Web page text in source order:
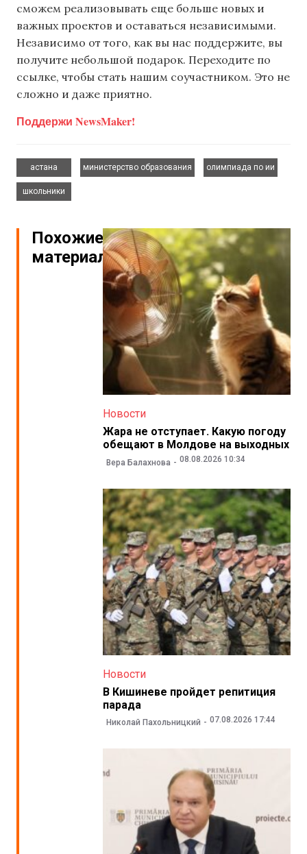
сможем реализовывать еще больше новых и
важных проектов и оставаться независимыми.
Независимо от того, как вы нас поддержите, вы
получите небольшой подарок. Переходите по
ссылке, чтобы стать нашим соучастником. Это не
сложно и даже приятно.
Поддержи NewsMaker!
астана
министерство образования
олимпиада по ии
школьники
Похожие
материалы
Новости
Жара не отступает. Какую погоду
обещают в Молдове на выходных
Вера Балахнова 08.08.2026 10:34
Новости
В Кишиневе пройдет репитиция
парада
Николай Пахольницкий 07.08.2026 17:44